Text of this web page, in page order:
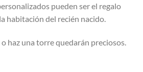
pueden ser el regalo
habitación del recién nacido.
haz una torre quedarán preciosos.